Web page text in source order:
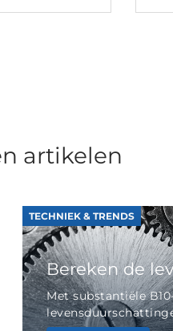
artikelen
TECHNIEK & TRENDS
Bereken de
Met substantiële